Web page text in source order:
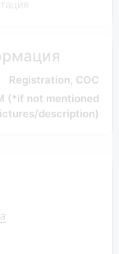
Registration, COC
(*if not mentioned
description)